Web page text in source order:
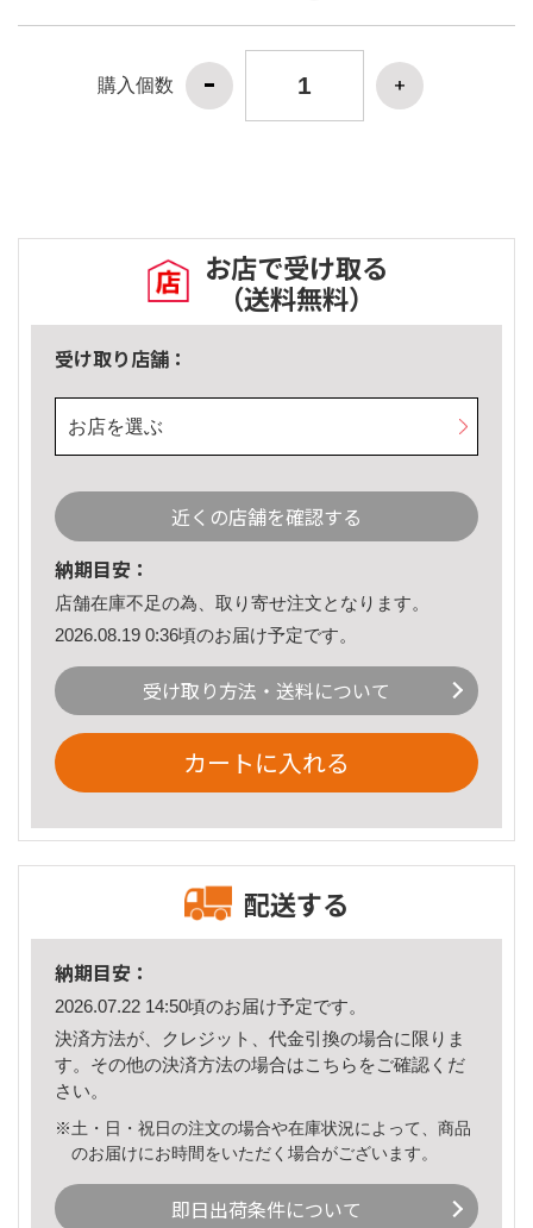
購入個数
お店で受け取る
（送料無料）
受け取り店舗：
お店を選ぶ
近くの店舗を確認する
納期目安：
店舗在庫不足の為、取り寄せ注文となります。
2026.08.19 0:36頃のお届け予定です。
受け取り方法・送料について
カートに入れる
配送する
納期目安：
2026.07.22 14:50頃のお届け予定です。
決済方法が、クレジット、代金引換の場合に限りま
す。その他の決済方法の場合はこちら をご確認くだ
さい。
※土・日・祝日の注文の場合や在庫状況によって、商品
のお届けにお時間をいただく場合がございます。
即日出荷条件について